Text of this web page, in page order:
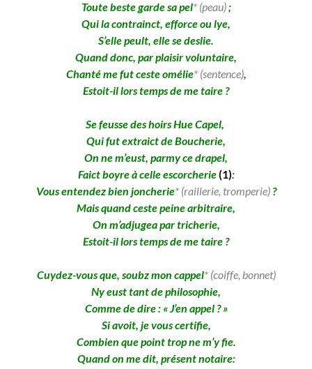
Toute beste garde sa pel* (peau);
Qui la contrainct, efforce ou lye,
S’elle peult, elle se deslie.
Quand donc, par plaisir voluntaire,
Chanté me fut ceste omélie* (sentence),
Estoit-il lors temps de me taire ?
Se feusse des hoirs Hue Capel,
Qui fut extraict de Boucherie,
On ne m’eust, parmy ce drapel,
Faict boyre à celle escorcherie(1):
Vous entendez bien joncherie* (raillerie, tromperie)?
Mais quand ceste peine arbitraire,
On m’adjugea par tricherie,
Estoit-il lors temps de me taire ?
Cuydez-vous que, soubz mon cappel* (coiffe, bonnet)
Ny eust tant de philosophie,
Comme de dire : « J’en appel ? »
Si avoit, je vous certifie,
Combien que point trop ne m’y fie.
Quand on me dit, présent notaire: